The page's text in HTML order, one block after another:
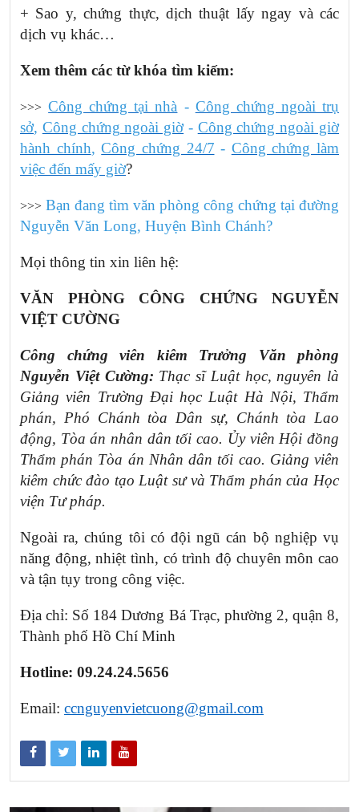
+ Sao y, chứng thực, dịch thuật lấy ngay và các
dịch vụ khác…
Xem thêm các từ khóa tìm kiếm:
>>> Công chứng tại nhà - Công chứng ngoài trụ
sở, Công chứng ngoài giờ- Công chứng ngoài giờ
hành chính,Công chứng 24/7 - Công chứng làm
việc đến mấy giờ?
>>> Bạn đang tìm văn phòng công chứng tại đường
Nguyễn Văn Long, Huyện Bình Chánh?
Mọi thông tin xin liên hệ:
VĂN PHÒNG CÔNG CHỨNG NGUYỄN
VIỆT CƯỜNG
Công chứng viên kiêm Trưởng Văn phòng
Nguyễn Việt Cường: Thạc sĩ Luật học, nguyên là
Giảng viên Trường Đại học Luật Hà Nội, Thẩm
phán, Phó Chánh tòa Dân sự, Chánh tòa Lao
động, Tòa án nhân dân tối cao. Ủy viên Hội đồng
Thẩm phán Tòa án Nhân dân tối cao. Giảng viên
kiêm chức đào tạo Luật sư và Thẩm phán của Học
viện Tư pháp.
Ngoài ra, chúng tôi có đội ngũ cán bộ nghiệp vụ
năng động, nhiệt tình, có trình độ chuyên môn cao
và tận tụy trong công việc.
Địa chỉ: Số 184 Dương Bá Trạc, phường 2, quận 8,
Thành phố Hồ Chí Minh
Hotline: 09.24.24.5656
Email: ccnguyenvietcuong@gmail.com